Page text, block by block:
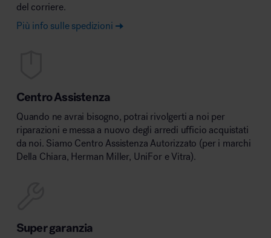
del corriere.
Più info sulle spedizioni
Centro Assistenza
Quando ne avrai bisogno, potrai rivolgerti a noi per
riparazioni e messa a nuovo degli arredi ufficio acquistati
da noi. Siamo Centro Assistenza Autorizzato (per i marchi
Della Chiara, Herman Miller, UniFor e Vitra).
Super garanzia